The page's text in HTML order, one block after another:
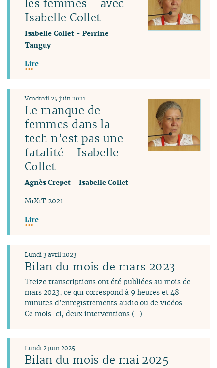
les femmes - avec
Isabelle Collet
Isabelle Collet -Perrine
Tanguy
Lire
Le manque de
femmes dans la
tech n’est pas une
fatalité - Isabelle
Collet
Vendredi 25 juin 2021
Agnès Crepet -Isabelle Collet
MiXiT 2021
Lire
Bilan du mois de mars 2023
Lundi 3 avril 2023
Treize transcriptions ont été publiées au mois de
mars 2023, ce qui correspond à 9 heures et 48
minutes d’enregistrements audio ou de vidéos.
Ce mois-ci, deux interventions (…)
Bilan du mois de mai 2025
Lundi 2 juin 2025